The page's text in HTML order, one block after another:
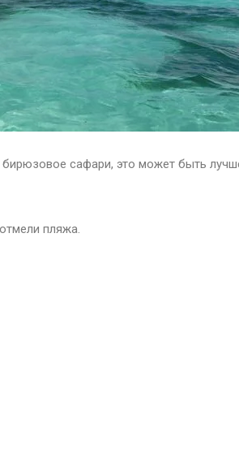
сафари, это может быть
пляжа.